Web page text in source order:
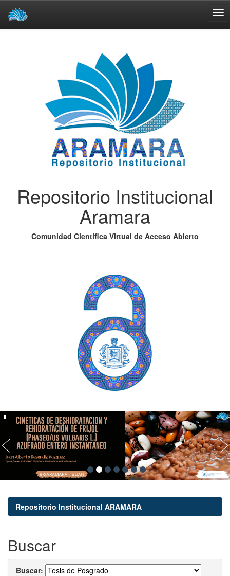
Repositorio Institucional
Aramara
Comunidad Científica Virtual de Acceso Abierto
Repositorio Institucional ARAMARA
Buscar
Buscar: